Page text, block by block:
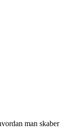
man skaber